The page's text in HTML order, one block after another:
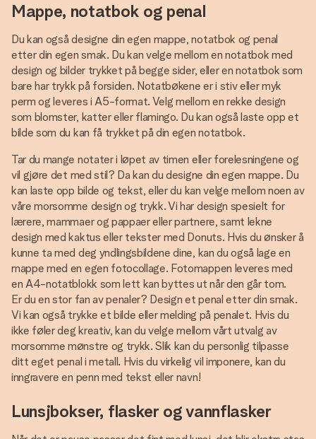
Mappe, notatbok og penal
Du kan også designe din egen mappe, notatbok og penal
etter din egen smak. Du kan velge mellom en notatbok med
design og bilder trykket på begge sider, eller en notatbok som
bare har trykk på forsiden. Notatbøkene er i stiv eller myk
perm og leveres i A5-format. Velg mellom en rekke design
som blomster, katter eller flamingo. Du kan også laste opp et
bilde som du kan få trykket på din egen notatbok.
Tar du mange notater i løpet av timen eller forelesningene og
vil gjøre det med stil? Da kan du designe din egen mappe. Du
kan laste opp bilde og tekst, eller du kan velge mellom noen av
våre morsomme design og trykk. Vi har design spesielt for
lærere, mammaer og pappaer eller partnere, samt lekne
design med kaktus eller tekster med Donuts. Hvis du ønsker å
kunne ta med deg yndlingsbildene dine, kan du også lage en
mappe med en egen fotocollage. Fotomappen leveres med
en A4-notatblokk som lett kan byttes ut når den går tom.
Er du en stor fan av penaler? Design et penal etter din smak.
Vi kan også trykke et bilde eller melding på penalet. Hvis du
ikke føler deg kreativ, kan du velge mellom vårt utvalg av
morsomme mønstre og trykk. Slik kan du personlig tilpasse
ditt eget penal i metall. Hvis du virkelig vil imponere, kan du
inngravere en penn med tekst eller navn!
Lunsjbokser, flasker og vannflasker